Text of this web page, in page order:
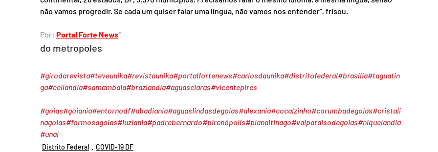
não vamos progredir. Se cada um quiser falar uma língua, não vamos nos entender”, frisou.
Por: Portal Forte News*
do metropoles
#girodarevista#teveunika#revistaunika#portalfortenews#carlosdaunika#distritofederal#brasília#taguatin
ga#ceilandia#samambaia#brazlandia#aguasclaras#vicentepires
#goias#goiania#entornodf#abadiania#aguaslindasdegoias#alexania#cocalzinho#corumbadegoias#cristali
nagoias#formosagoias#luziania#padrebernardo#pirenópolis#planaltinago#valparaisodegoias#niquelandia
#unai
Distrito Federal COVID-19 DF